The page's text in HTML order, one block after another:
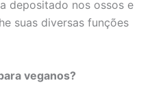
depositado nos ossos e
suas diversas funções
veganos?